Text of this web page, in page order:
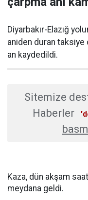
Diyarbakır-Elazığ
aniden duran taksiye
an kaydedildi.
Sitemize
Haberler
Kaza, dün akşam
meydana geldi.